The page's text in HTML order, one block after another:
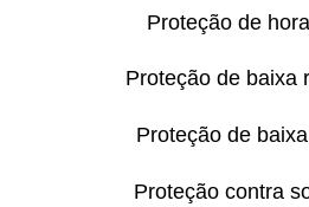
Proteção de
Proteção de baixa
Proteção de
Proteção contra